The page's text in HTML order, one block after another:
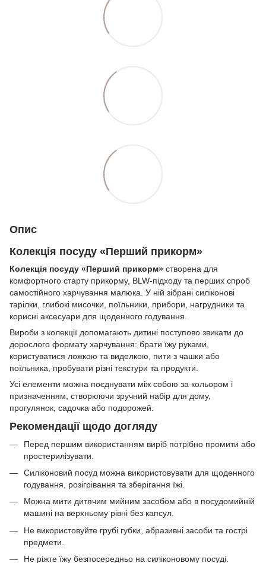
Опис
Колекція посуду «Перший прикорм»
Колекція посуду «Перший прикорм» створена для
комфортного старту прикорму, BLW-підходу та перших спроб
самостійного харчування малюка. У ній зібрані силіконові
тарілки, глибокі мисочки, поїльники, прибори, нагрудники та
корисні аксесуари для щоденного годування.
Вироби з колекції допомагають дитині поступово звикати до
дорослого формату харчування: брати їжу руками,
користуватися ложкою та виделкою, пити з чашки або
поїльника, пробувати різні текстури та продукти.
Усі елементи можна поєднувати між собою за кольором і
призначенням, створюючи зручний набір для дому,
прогулянок, садочка або подорожей.
Рекомендації щодо догляду
Перед першим використанням виріб потрібно промити або
простерилізувати.
Силіконовий посуд можна використовувати для щоденного
годування, розігрівання та зберігання їжі.
Можна мити дитячим мийним засобом або в посудомийній
машині на верхньому рівні без капсул.
Не використовуйте грубі губки, абразивні засоби та гострі
предмети.
Не ріжте їжу безпосередньо на силіконовому посуді.